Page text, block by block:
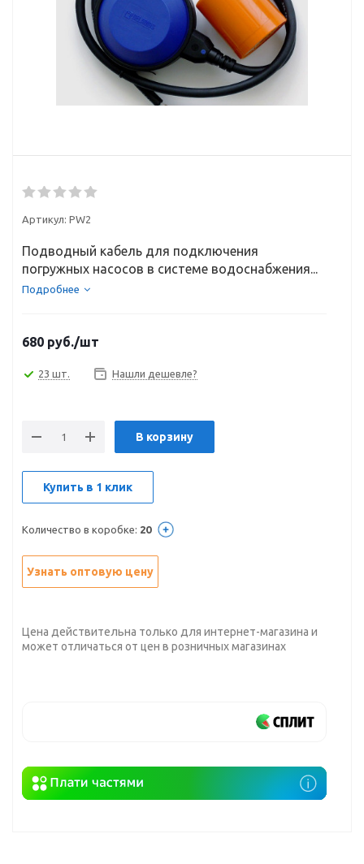
Артикул: PW2
Подводный кабель для подключения
погружных насосов в системе водоснабжения...
Подробнее
680 руб./шт
23 шт. Нашли дешевле?
В корзину
Купить в 1 клик
Количество в коробке: 20
Узнать оптовую цену
Цена действительна только для интернет-магазина и
может отличаться от цен в розничных магазинах